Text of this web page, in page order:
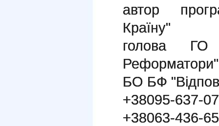
автор
Країну"
голова ГО
Реформатори"
БО БФ
+38095-637-
+38063-436-